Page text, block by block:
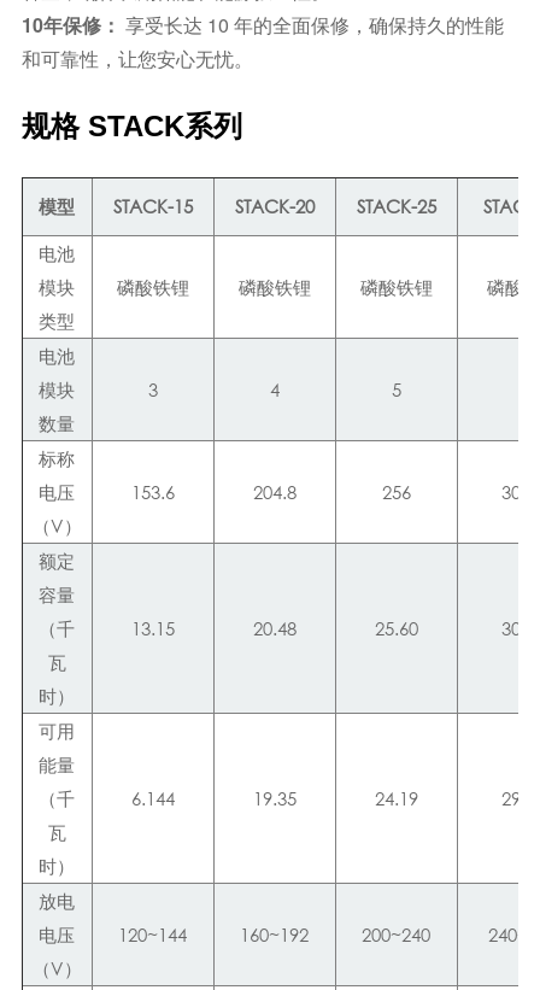
10年保修： 享受长达 10 年的全面保修，确保持久的性能
和可靠性，让您安心无忧。
规格STACK系列
模型 STACK-15 STACK-20 STACK-25
电池
模块
类型
磷酸铁锂 磷酸铁锂 磷酸铁锂 磷酸
电池
模块
数量
3 4 5
标称
电压
（V）
153.6 204.8 256
额定
容量
（千
瓦
时）
13.15 20.48 25.60
可用
能量
（千
瓦
时）
6.144 19.35 24.19
放电
电压
（V）
120~144 160~192 200~240